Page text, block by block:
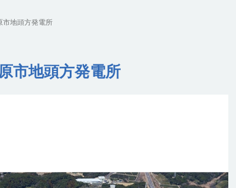
地頭方発電所
市地頭方発電所